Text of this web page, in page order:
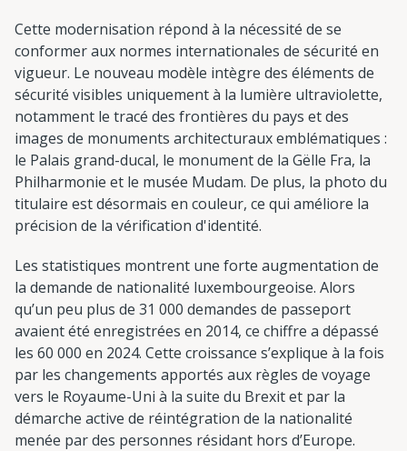
Cette modernisation répond à la nécessité de se
conformer aux normes internationales de sécurité en
vigueur. Le nouveau modèle intègre des éléments de
sécurité visibles uniquement à la lumière ultraviolette,
notamment le tracé des frontières du pays et des
images de monuments architecturaux emblématiques :
le Palais grand-ducal, le monument de la Gëlle Fra, la
Philharmonie et le musée Mudam. De plus, la photo du
titulaire est désormais en couleur, ce qui améliore la
précision de la vérification d'identité.
Les statistiques montrent une forte augmentation de
la demande de nationalité luxembourgeoise. Alors
qu’un peu plus de 31 000 demandes de passeport
avaient été enregistrées en 2014, ce chiffre a dépassé
les 60 000 en 2024. Cette croissance s’explique à la fois
par les changements apportés aux règles de voyage
vers le Royaume-Uni à la suite du Brexit et par la
démarche active de réintégration de la nationalité
menée par des personnes résidant hors d’Europe.